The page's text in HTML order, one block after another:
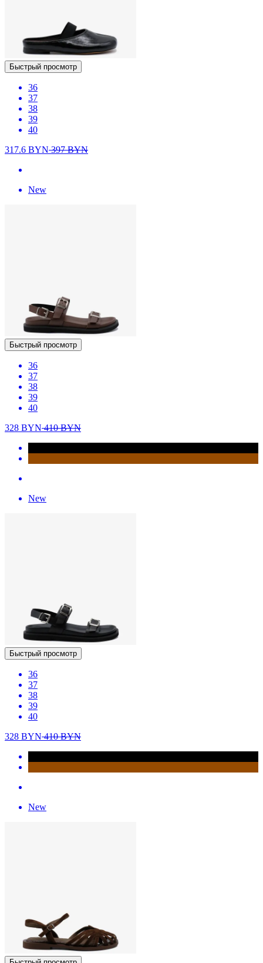
Быстрый просмотр
36
37
38
39
40
317.6 BYN397BYN
New
Быстрый просмотр
36
37
38
39
40
328 BYN410BYN
New
Быстрый просмотр
36
37
38
39
40
328 BYN410BYN
New